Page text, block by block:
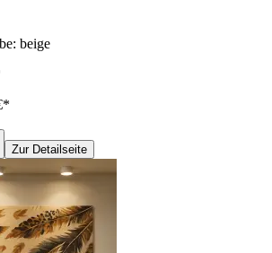
beige
Zur Detailseite